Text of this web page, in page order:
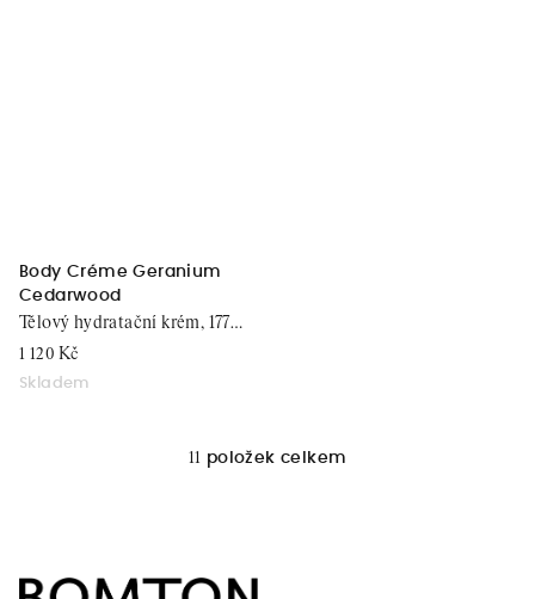
Body Créme Geranium
Cedarwood
1 120 Kč
Skladem
Tělový hydratační krém, 177
ml
O
11 položek celkem